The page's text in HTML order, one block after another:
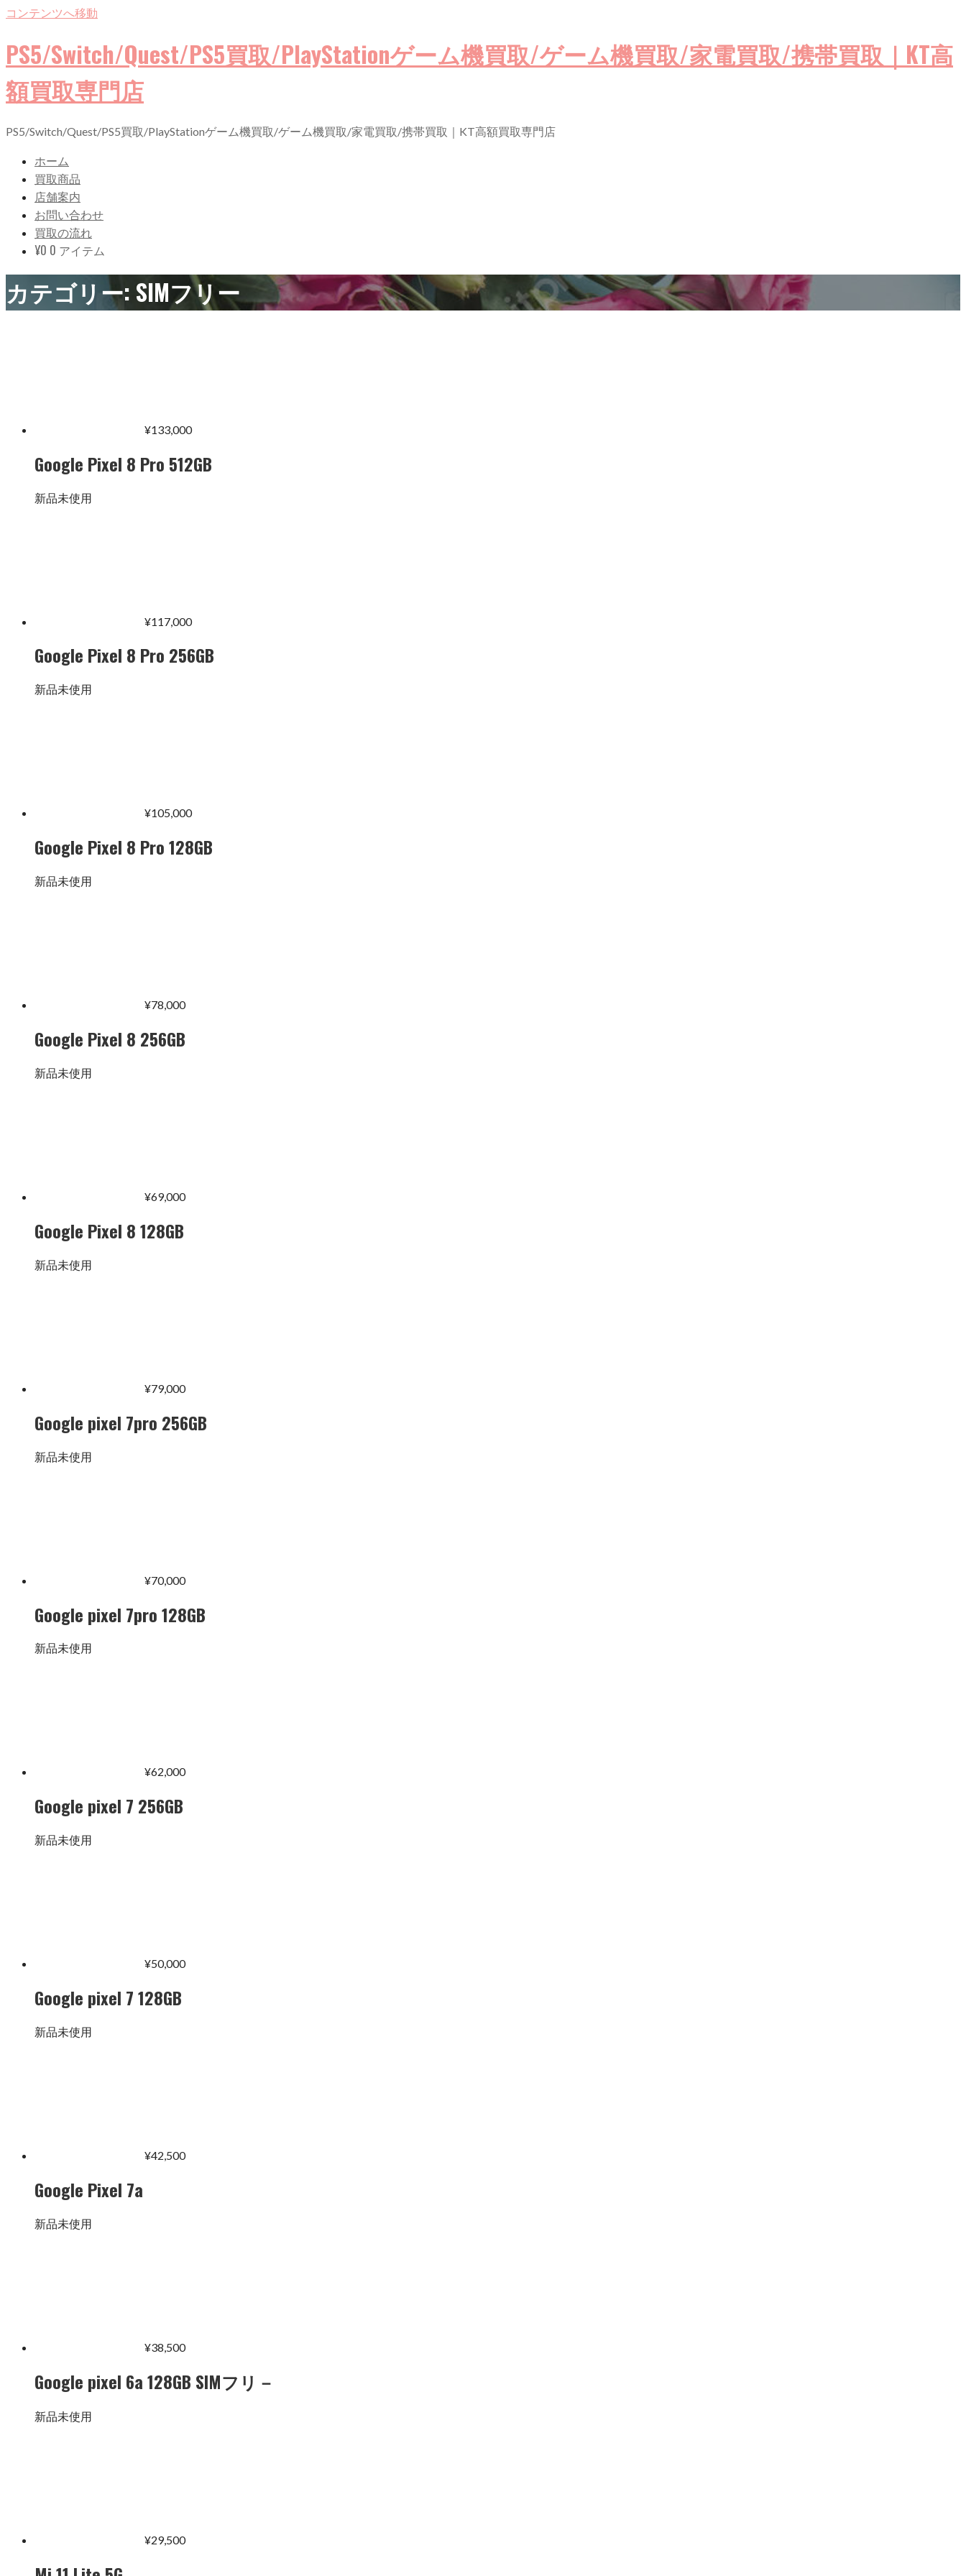
コンテンツへ移動
PS5/Switch/Quest/PS5買取/PlayStationゲーム機買取/ゲーム機買取/家電買取/携帯買取｜KT高
額買取専門店
PS5/Switch/Quest/PS5買取/PlayStationゲーム機買取/ゲーム機買取/家電買取/携帯買取｜KT高額買取専門店
ホーム
買取商品
店舗案内
お問い合わせ
買取の流れ
¥0 0 アイテム
カテゴリー: SIMフリー
¥133,000
Google Pixel 8 Pro 512GB
新品未使用
¥117,000
Google Pixel 8 Pro 256GB
新品未使用
¥105,000
Google Pixel 8 Pro 128GB
新品未使用
¥78,000
Google Pixel 8 256GB
新品未使用
¥69,000
Google Pixel 8 128GB
新品未使用
¥79,000
Google pixel 7pro 256GB
新品未使用
¥70,000
Google pixel 7pro 128GB
新品未使用
¥62,000
Google pixel 7 256GB
新品未使用
¥50,000
Google pixel 7 128GB
新品未使用
¥42,500
Google Pixel 7a
新品未使用
¥38,500
Google pixel 6a 128GB SIMフリ－
新品未使用
¥29,500